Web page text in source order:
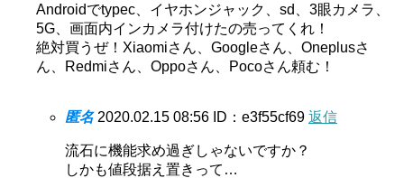
Androidでtypec、イヤホンジャック、sd、3眼カメラ、
5G、画面内インカメラ付けたの売ってくれ！
絶対買うぜ！Xiaomiさん、Googleさん、Oneplusさ
ん、Redmiさん、Oppoさん、Pocoさん頼む！
匿名 2020.02.15 08:56 ID：e3f55cf69 返信
流石に機能求め過ぎしゃないですか？
しかも値段据え置きって…